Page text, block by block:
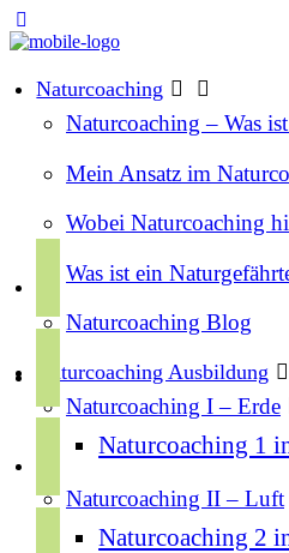
Naturcoaching
Naturcoaching – Was
Mein Ansatz im
Wobei Naturcoaching
Was ist ein
Naturcoaching Blog
Naturcoaching Ausbildung
Naturcoaching I – Erde
Naturcoaching 1
Naturcoaching II – Luft
Naturcoaching 2
c
o
k
s
g
u